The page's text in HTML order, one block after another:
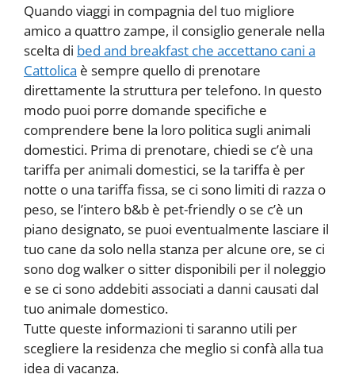
Quando viaggi in compagnia del tuo migliore
amico a quattro zampe, il consiglio generale nella
scelta di bed and breakfast che accettano cani a
Cattolica è sempre quello di prenotare
direttamente la struttura per telefono. In questo
modo puoi porre domande specifiche e
comprendere bene la loro politica sugli animali
domestici. Prima di prenotare, chiedi se c’è una
tariffa per animali domestici, se la tariffa è per
notte o una tariffa fissa, se ci sono limiti di razza o
peso, se l’intero b&b è pet-friendly o se c’è un
piano designato, se puoi eventualmente lasciare il
tuo cane da solo nella stanza per alcune ore, se ci
sono dog walker o sitter disponibili per il noleggio
e se ci sono addebiti associati a danni causati dal
tuo animale domestico.
Tutte queste informazioni ti saranno utili per
scegliere la residenza che meglio si confà alla tua
idea di vacanza.